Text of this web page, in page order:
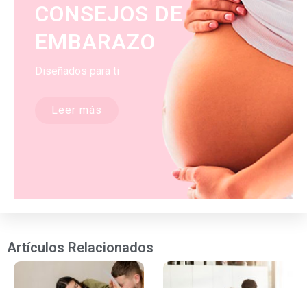
CONSEJOS DE
EMBARAZO
Diseñados para ti
Leer más
Artículos Relacionados